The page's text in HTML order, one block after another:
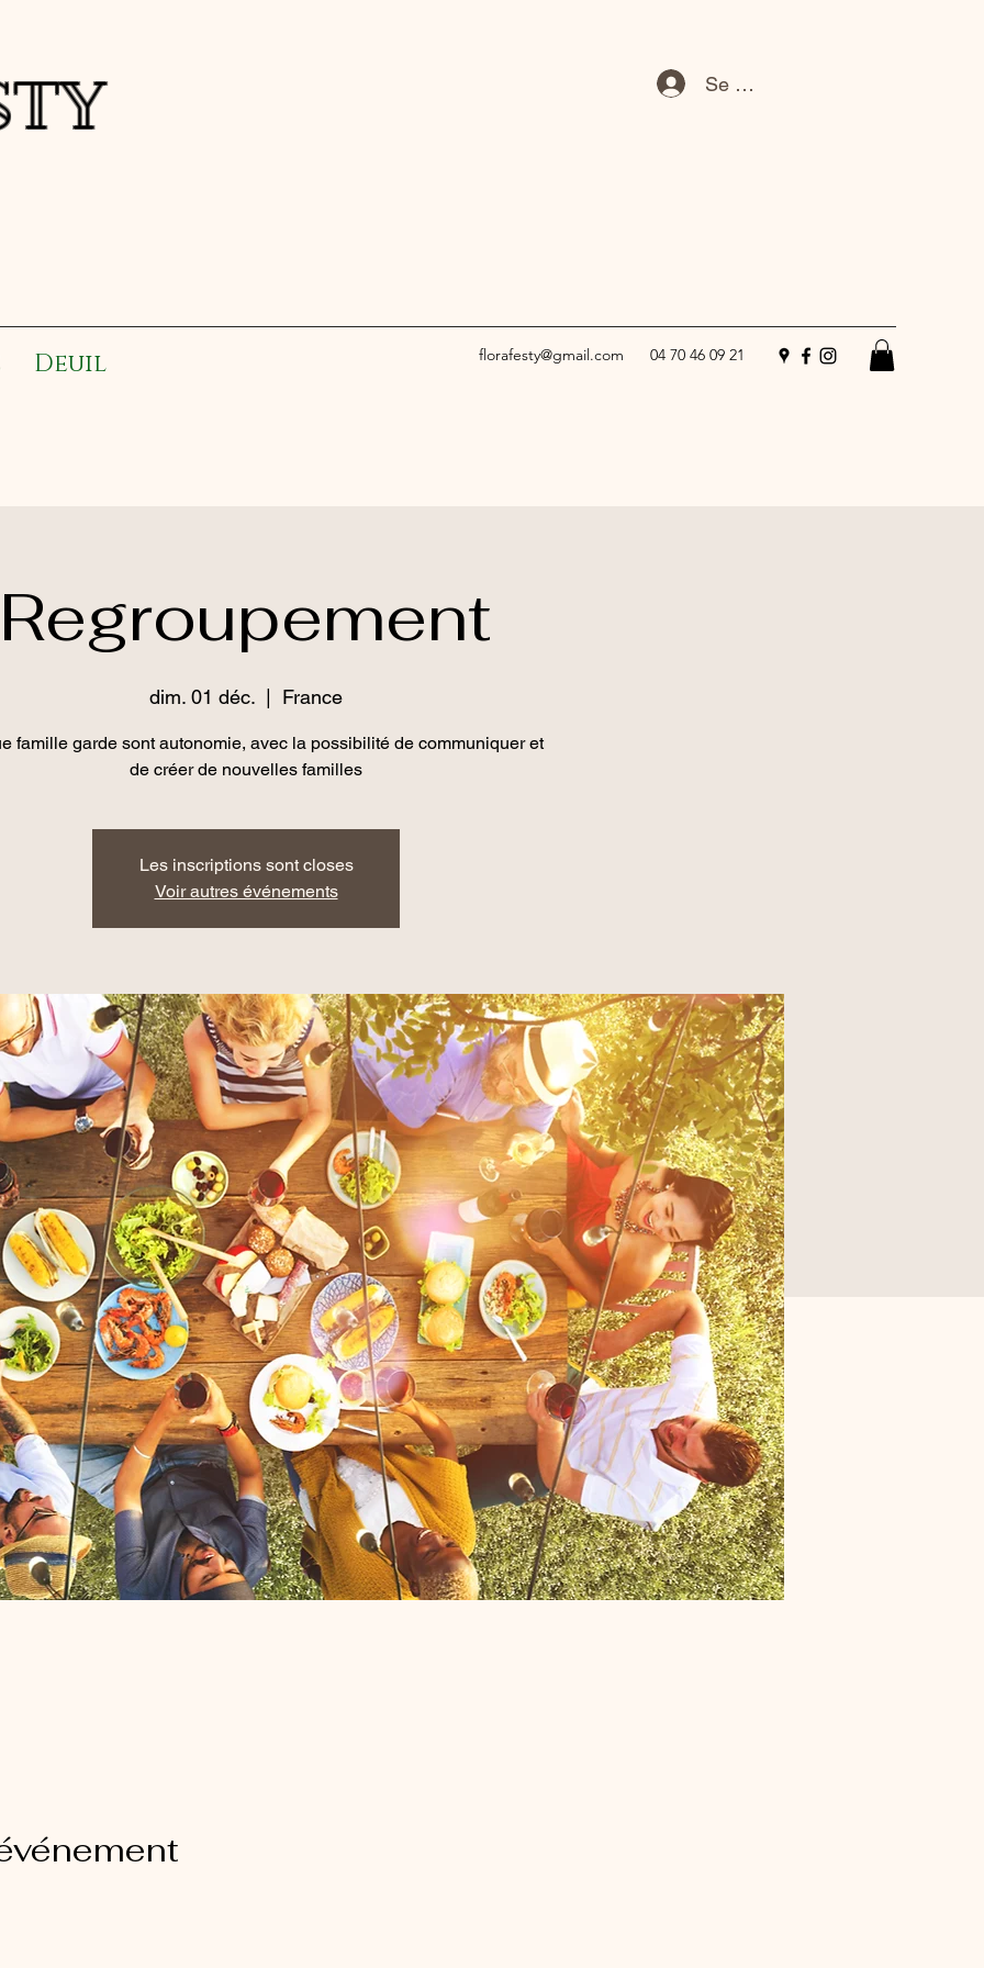
Se connecter
Deuil florafesty@gmail.com 04 70 46 09 21
Regroupement
dim. 01 déc. France
famille garde sont autonomie, avec la possibilité de communiquer et
de créer de nouvelles familles
Les inscriptions sont closes
Voir autres événements